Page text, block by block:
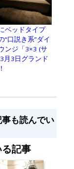
ベッドタイプ
“口説き系”ダイ
ンジ「3×3 (サ
月3日グランド
も読んでい
記事